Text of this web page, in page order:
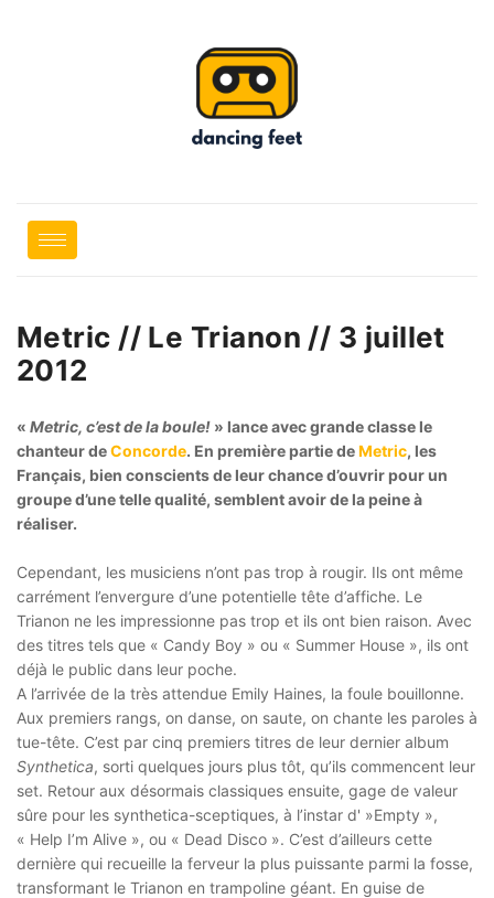
Metric // Le Trianon // 3 juillet
2012
« Metric, c’est de la boule! » lance avec grande classe le
chanteur deConcorde. En première partie deMetric, les
Français, bien conscients de leur chance d’ouvrir pour un
groupe d’une telle qualité, semblent avoir de la peine à
réaliser.
Cependant, les musiciens n’ont pas trop à rougir. Ils ont même
carrément l’envergure d’une potentielle tête d’affiche. Le
Trianon ne les impressionne pas trop et ils ont bien raison. Avec
des titres tels que « Candy Boy » ou « Summer House », ils ont
déjà le public dans leur poche.
A l’arrivée de la très attendue Emily Haines, la foule bouillonne.
Aux premiers rangs, on danse, on saute, on chante les paroles à
tue-tête. C’est par cinq premiers titres de leur dernier album
Synthetica, sorti quelques jours plus tôt, qu’ils commencent leur
set. Retour aux désormais classiques ensuite, gage de valeur
sûre pour les synthetica-sceptiques, à l’instar d' »Empty »,
« Help I’m Alive », ou « Dead Disco ». C’est d’ailleurs cette
dernière qui recueille la ferveur la plus puissante parmi la fosse,
transformant le Trianon en trampoline géant. En guise de